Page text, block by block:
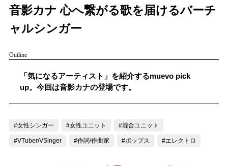
人気ワード
#男性SSW #ポップス #女性SSW
MENU
記事一覧
お問い合わせ
音影カナ 心へ繋がる歌を届けるバーチ
ャルシンガー
Outline
「気になるアーティスト」を紹介するmuevo pick
up。今回は音影カナの登場です。
#女性シンガー #女性ユニット #混合ユニット
#VTuber/VSinger #作詞/作曲家 #ポップス #エレクトロ